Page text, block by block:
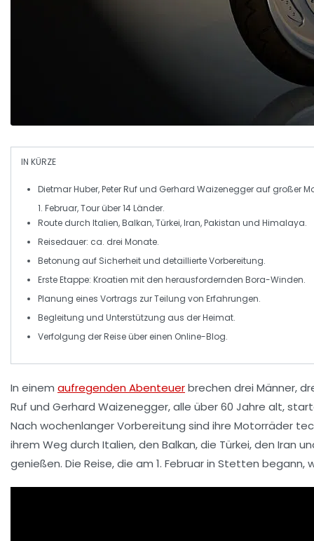
IN KÜRZE
Dietmar Huber,Peter Rufund Gerhard Waizenegger auf großer
1. Februar, Tour über14 Länder.
Route durch Italien,Balkan,Türkei,Iran,Pakistan und Himalaya.
Reisedauer: ca. drei Monate.
Betonung auf Sicherheitund detaillierteVorbereitung.
Erste Etappe: Kroatien mit den herausfordernden Bora-Winden.
Planung eines Vortrags zur Teilung von Erfahrungen.
Begleitung und Unterstützung aus der Heimat.
Verfolgung der Reise über einen Online-Blog.
In einem aufregenden Abenteuerbrechen drei Männer,
Ruf und Gerhard Waizenegger, alle über 60 Jahre alt,
Nach wochenlanger Vorbereitung sind ihre Motorräder
ihrem Weg durch Italien, den Balkan, die Türkei, den Iran
genießen. Die Reise, die am 1. Februar in Stetten begann,